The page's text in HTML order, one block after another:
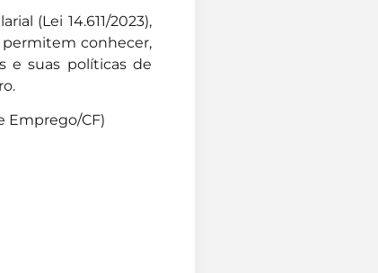
(Lei 14.611/2023),
permitem conhecer,
e suas políticas de
Emprego/CF)